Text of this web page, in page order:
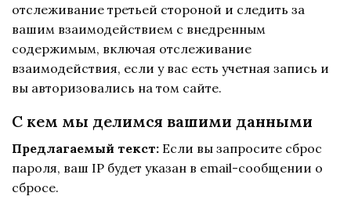
отслеживание третьей стороной и следить за
вашим взаимодействием с внедренным
содержимым, включая отслеживание
взаимодействия, если у вас есть учетная запись и
вы авторизовались на том сайте.
С кем мы делимся вашими данными
Предлагаемый текст: Если вы запросите сброс
пароля, ваш IP будет указан в email-сообщении о
сбросе.